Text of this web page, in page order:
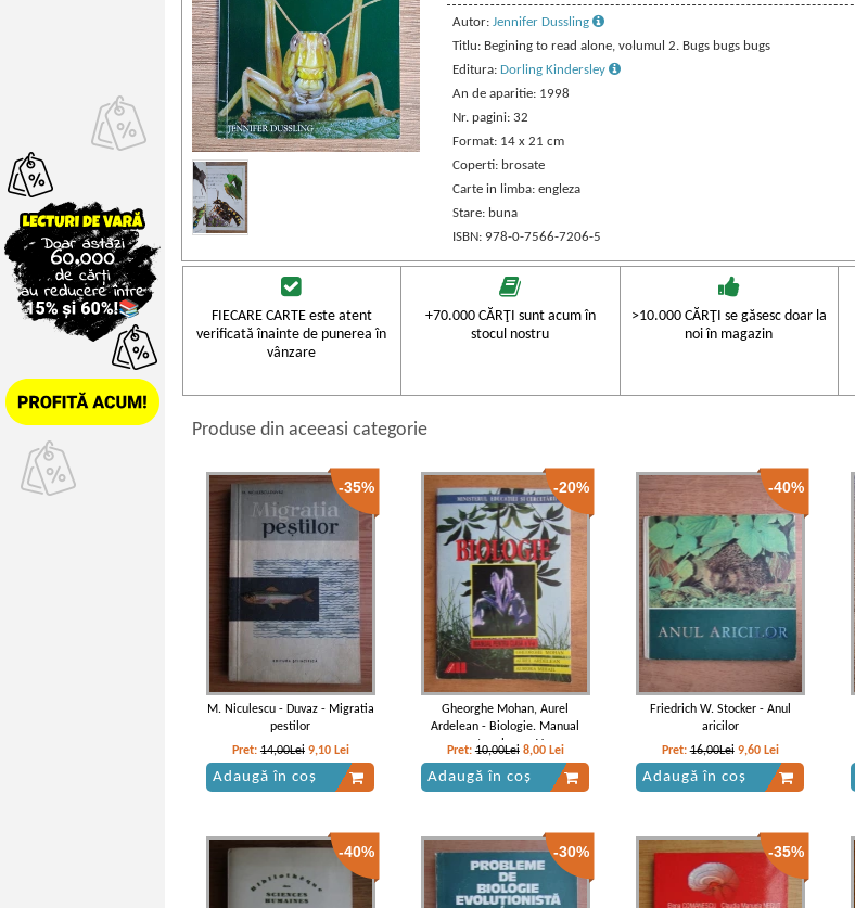
Autor: Jennifer Dussling
Titlu: Begining to read alone, volumul 2. Bugs bugs bugs
Editura: Dorling Kindersley
An de aparitie: 1998
Nr. pagini: 32
Format: 14 x 21 cm
Coperti: brosate
Carte in limba: engleza
Stare: buna
ISBN: 978-0-7566-7206-5
FIECARE CARTE este atent
verificată înainte de punerea în
vânzare
+70.000 CĂRŢI sunt acum în
stocul nostru
>10.000 CĂRŢI se găsesc doar la
noi în magazin
Produse din aceeasi categorie
-35%
M. Niculescu - Duvaz - Migratia
pestilor
Pret: 14,00Lei 9,10 Lei
Adaugă în coș
-20%
Gheorghe Mohan, Aurel
Ardelean - Biologie. Manual
pentru clasa a V-a
Pret:10,00Lei 8,00 Lei
Adaugă în coș
-40%
Friedrich W. Stocker - Anul
aricilor
Pret:16,00Lei 9,60 Lei
Adaugă în coș
-40% -30% -35%